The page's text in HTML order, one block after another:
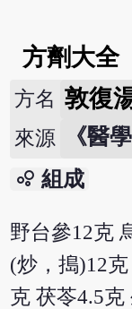
方劑大全
方名 敦復
來源 《醫
bubble_chart 組成
野台參12克
(炒，搗)12
克 茯苓4.5